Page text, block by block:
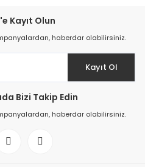
Kayıt Olun
haberdar olabilirsiniz.
Kayıt Ol
Bizi Takip Edin
haberdar olabilirsiniz.